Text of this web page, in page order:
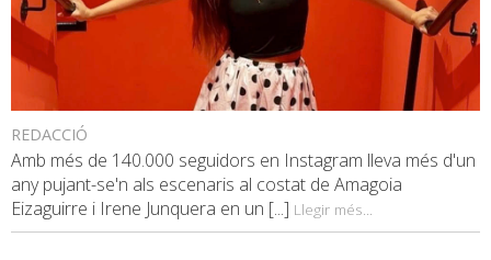
REDACCIÓ
Amb més de 140.000 seguidors en Instagram lleva més d'un
any pujant-se'n als escenaris al costat de Amagoia
Eizaguirre i Irene Junquera en un [...] Llegir més...